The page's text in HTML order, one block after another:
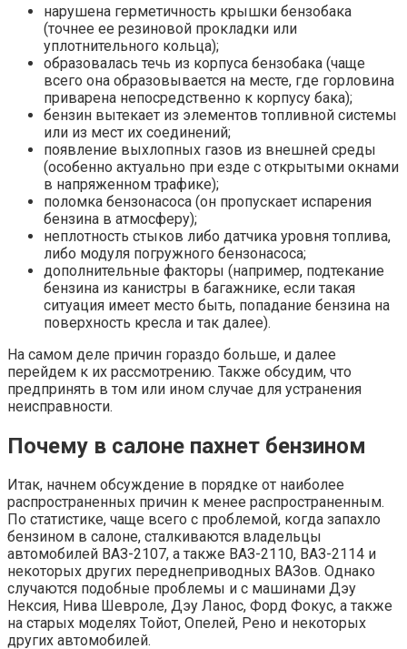
нарушена герметичность крышки бензобака
(точнее ее резиновой прокладки или
уплотнительного кольца);
образовалась течь из корпуса бензобака (чаще
всего она образовывается на месте, где горловина
приварена непосредственно к корпусу бака);
бензин вытекает из элементов топливной системы
или из мест их соединений;
появление выхлопных газов из внешней среды
(особенно актуально при езде с открытыми окнами
в напряженном трафике);
поломка бензонасоса (он пропускает испарения
бензина в атмосферу);
неплотность стыков либо датчика уровня топлива,
либо модуля погружного бензонасоса;
дополнительные факторы (например, подтекание
бензина из канистры в багажнике, если такая
ситуация имеет место быть, попадание бензина на
поверхность кресла и так далее).
На самом деле причин гораздо больше, и далее
перейдем к их рассмотрению. Также обсудим, что
предпринять в том или ином случае для устранения
неисправности.
Почему в салоне пахнет бензином
Итак, начнем обсуждение в порядке от наиболее
распространенных причин к менее распространенным.
По статистике, чаще всего с проблемой, когда запахло
бензином в салоне, сталкиваются владельцы
автомобилей ВАЗ-2107, а также ВАЗ-2110, ВАЗ-2114 и
некоторых других переднеприводных ВАЗов. Однако
случаются подобные проблемы и с машинами Дэу
Нексия, Нива Шевроле, Дэу Ланос, Форд Фокус, а также
на старых моделях Тойот, Опелей, Рено и некоторых
других автомобилей.